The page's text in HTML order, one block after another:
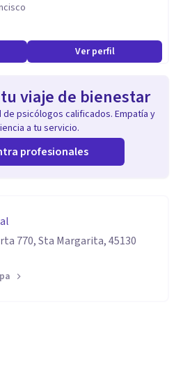
Ver perfil
viaje de bienestar
de psicólogos calificados. Empatía y
a tu servicio.
profesionales
770, Sta Margarita, 45130